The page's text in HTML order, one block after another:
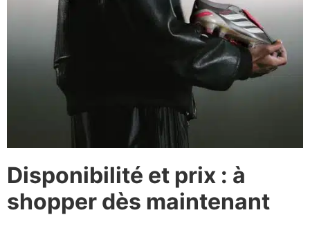
Disponibilité et prix : à
shopper dès maintenant